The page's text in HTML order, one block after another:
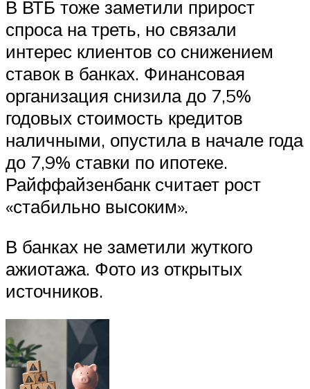
В ВТБ тоже заметили прирост
спроса на треть, но связали
интерес клиентов со снижением
ставок в банках. Финансовая
организация снизила до 7,5%
годовых стоимость кредитов
наличными, опустила в начале года
до 7,9% ставки по ипотеке.
Райффайзенбанк считает рост
«стабильно высоким».
В банках не заметили жуткого
ажиотажа. Фото из открытых
источников.